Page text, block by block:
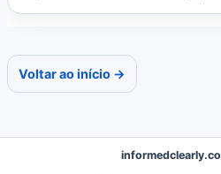
Voltar ao início →